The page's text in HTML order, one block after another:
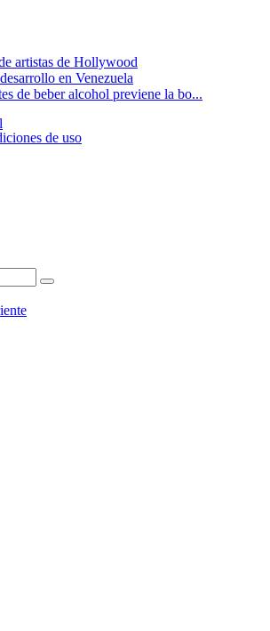
artistas de Hollywood
en Venezuela
de beber alcohol previene la bo...
de uso